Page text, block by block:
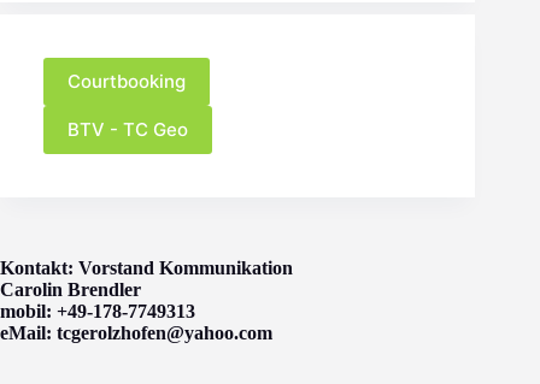
Courtbooking
BTV - TC Geo
Kontakt: Vorstand Kommunikation
Carolin Brendler
mobil: +49-178-7749313
eMail: tcgerolzhofen@yahoo.com